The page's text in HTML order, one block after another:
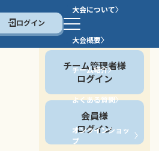
ログイン
大会について
大会概要
チーム紹介
よくある質問
オンラインショッ
プ
停止する
会員の方
チーム管理者様
ログイン
会員様
ログイン